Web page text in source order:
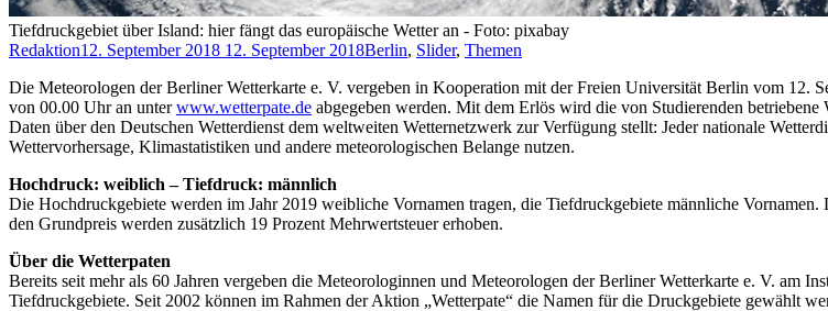
Tiefdruckgebiet über Island: hier fängt das europäische Wetter an - Foto: pixabay
Redaktion12. September 2018 12. September 2018Berlin, Slider, Themen
Die Meteorologen der Berliner Wetterkarte e. V. vergeben in Kooperation mit der Freien Universität Berlin vom 12.
von 00.00 Uhr an unterwww.wetterpate.de abgegeben werden. Mit dem Erlös wird die von Studierenden
Daten über den Deutschen Wetterdienst dem weltweiten Wetternetzwerk zur Verfügung stellt: Jeder nationale
Wettervorhersage, Klimastatistiken und andere meteorologischen Belange nutzen.
Hochdruck: weiblich – Tiefdruck: männlich
Die Hochdruckgebiete werden im Jahr 2019 weibliche Vornamen tragen, die Tiefdruckgebiete männliche
den Grundpreis werden zusätzlich 19 Prozent Mehrwertsteuer erhoben.
Über die Wetterpaten
Bereits seit mehr als 60 Jahren vergeben die Meteorologinnen und Meteorologen der Berliner Wetterkarte e. V. am
Tiefdruckgebiete. Seit 2002 können im Rahmen der Aktion „Wetterpate“ die Namen für die Druckgebiete gewählt